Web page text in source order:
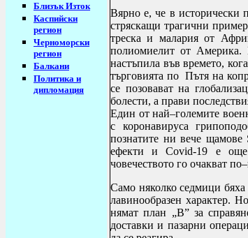
Близък Изток
Каспийски
регион
Черноморски
регион
Балкани
Политика и
дипломация
Вярно е, че в исторически
стряскащи трагични
треска и малария от
полиомиелит от
настъпила във времето,
търговията по Пътя на
се позовават на
болести, а прави
Един от най–големите
с коронавируса
познатите ни вече щамове
ефекти и Covid-19 е още
човечеството го очакват
Само няколко седмици
лавинообразен характер.
нямат план „B” за
доставки и пазарни